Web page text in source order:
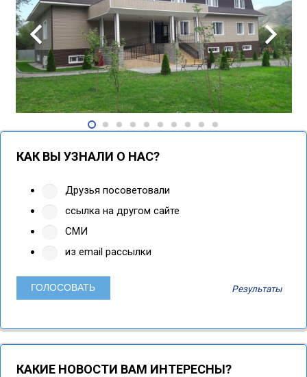
КАК ВЫ УЗНАЛИ О НАС?
Друзья посоветовали
ссылка на другом сайте
СМИ
из email рассылки
Результаты
КАКИЕ НОВОСТИ ВАМ ИНТЕРЕСНЫ?